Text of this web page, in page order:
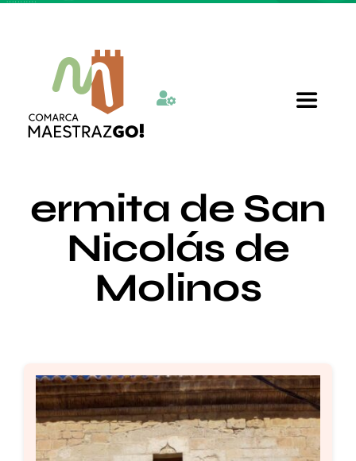
Toggle
Quienes somos
Departamentos
Setas
Contacto
ermita de San
Nicolás de
Molinos